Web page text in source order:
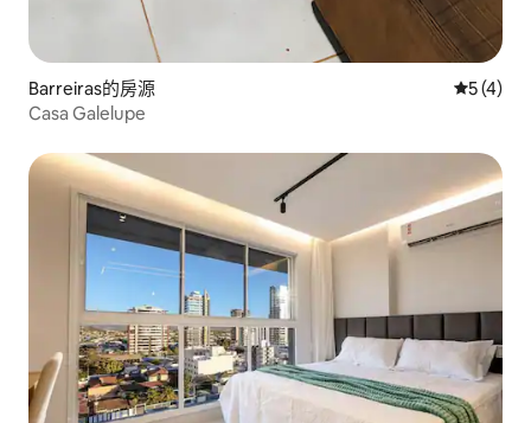
Barreiras的房源 從 4 則評
5 (4)
Casa Galelupe